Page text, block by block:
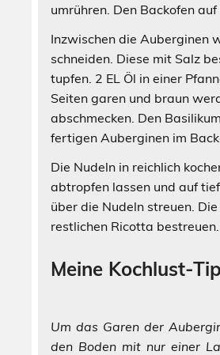
umrühren. Den Backofen auf
Inzwischen die Auberginen
schneiden. Diese mit Salz
tupfen. 2 EL Öl in einer
Seiten garen und braun
abschmecken. Den
fertigen Auberginen im
Die Nudeln in reichlich
abtropfen lassen und auf
über die Nudeln streuen.
restlichen Ricotta bestreuen.
Meine Kochlust-
Um das Garen der
den Boden mit nur einer